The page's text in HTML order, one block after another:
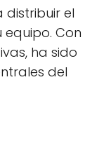
el
Con
ha sido
del